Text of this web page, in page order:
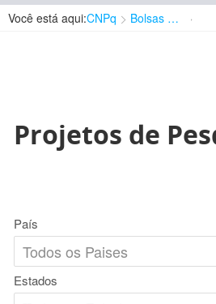
Você está aqui:CNPq Bolsas e Auxílios Vigentes
Projetos de
País
Estados